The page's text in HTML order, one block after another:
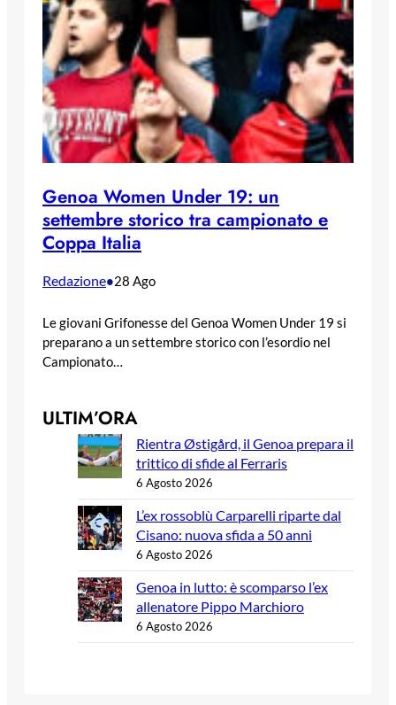
Genoa Women Under 19: un
settembre storico tra campionato e
Coppa Italia
Redazione•28 Ago
Le giovani Grifonesse del Genoa Women Under 19 si
preparano a un settembre storico con l’esordio nel
Campionato…
ULTIM’ORA
Rientra Østigård, il Genoa prepara il
trittico di sfide al Ferraris
6 Agosto 2026
L’ex rossoblù Carparelli riparte dal
Cisano: nuova sfida a 50 anni
6 Agosto 2026
Genoa in lutto: è scomparso l’ex
allenatore Pippo Marchioro
6 Agosto 2026